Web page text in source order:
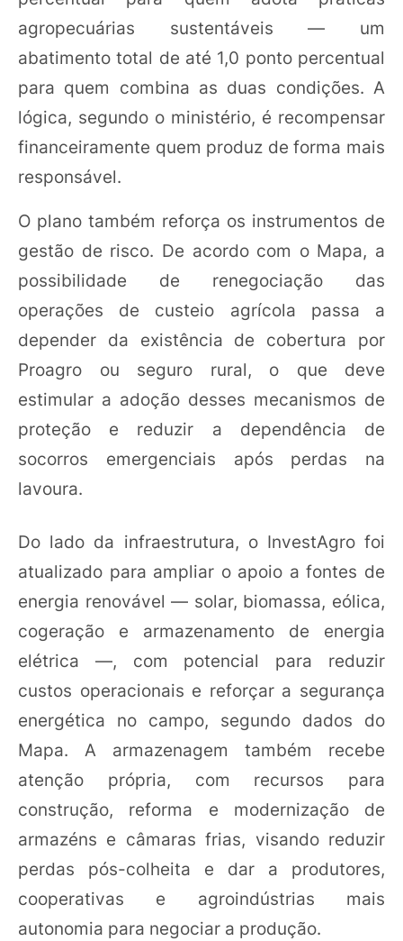
agropecuárias sustentáveis — um
abatimento total de até 1,0 ponto percentual
para quem combina as duas condições. A
lógica, segundo o ministério, é recompensar
financeiramente quem produz de forma mais
responsável.
O plano também reforça os instrumentos de
gestão de risco. De acordo com o Mapa, a
possibilidade de renegociação das
operações de custeio agrícola passa a
depender da existência de cobertura por
Proagro ou seguro rural, o que deve
estimular a adoção desses mecanismos de
proteção e reduzir a dependência de
socorros emergenciais após perdas na
lavoura.
Do lado da infraestrutura, o InvestAgro foi
atualizado para ampliar o apoio a fontes de
energia renovável — solar, biomassa, eólica,
cogeração e armazenamento de energia
elétrica —, com potencial para reduzir
custos operacionais e reforçar a segurança
energética no campo, segundo dados do
Mapa. A armazenagem também recebe
atenção própria, com recursos para
construção, reforma e modernização de
armazéns e câmaras frias, visando reduzir
perdas pós-colheita e dar a produtores,
cooperativas e agroindústrias mais
autonomia para negociar a produção.